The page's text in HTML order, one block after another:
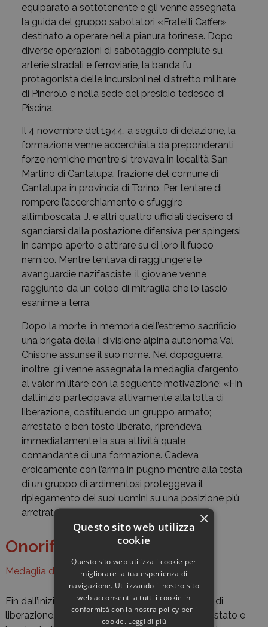
equiparato a sottotenente e gli venne assegnata
la guida del gruppo sabotatori «Fratelli Caffer»,
destinato a operare nella pianura torinese. Dopo
diverse operazioni di sabotaggio compiute su
arterie stradali e ferroviarie, la banda fu
protagonista delle incursioni nel distretto militare
di Pinerolo e nella sede del presidio tedesco di
Piscina.
Il 4 novembre del 1944, a seguito di delazione, la
formazione venne accerchiata da preponderanti
forze nemiche mentre si trovava in località San
Martino di Cantalupa, frazione del comune di
Cantalupa in provincia di Torino. Per tentare di
rompere l’accerchiamento e sfuggire
all’imboscata, J. e altri quattro ufficiali decisero di
sganciarsi dalla postazione difensiva per spingersi
in campo aperto e attirare su di loro il fuoco
nemico. Mentre tentava di raggiungere le
avanguardie nazifasciste, il giovane venne
raggiunto da un colpo di mitraglia che lo lasciò
esanime a terra.
Dopo la morte, in memoria dell’estremo sacrificio,
una brigata della I divisione alpina autonoma Val
Chisone assunse il suo nome. Nel dopoguerra,
inoltre, gli venne assegnata la medaglia d’argento
al valor militare con la seguente motivazione: «Fin
dall’inizio partecipava attivamente alla lotta di
liberazione, costituendo un gruppo armato;
arrestato e ben tosto liberato, riprendeva
immediatamente la sua attività quale
comandante di una formazione. Cadeva
eroicamente con l’arma in pugno mentre alla testa
di un gruppo di ardimentosi proteggeva il
ripiegamento dei suoi uomini su una posizione più
arretrata onde sottrarli all’accerchiamento».
Onorificenze
Medaglia d'argento al valore militare
Fin dall’inizio partecipava attivamente alla lotta di
liberazione, costituendo un gruppo armato; arrestato e
×
Questo sito web utilizza
cookie
Questo sito web utilizza i cookie per
migliorare la tua esperienza di
navigazione. Utilizzando il nostro sito
web acconsenti a tutti i cookie in
conformità con la nostra policy per i
cookie. Leggi di più